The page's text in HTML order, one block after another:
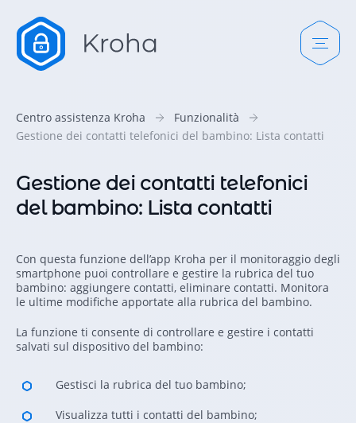
Centro assistenza Kroha
Funzionalità
Gestione dei contatti telefonici del bambino: Lista contatti
Gestione dei contatti telefonici
del bambino: Lista contatti
Con questa funzione dell’app Kroha per il monitoraggio degli
smartphone puoi controllare e gestire la rubrica del tuo
bambino: aggiungere contatti, eliminare contatti. Monitora
le ultime modifiche apportate alla rubrica del bambino.
La funzione ti consente di controllare e gestire i contatti
salvati sul dispositivo del bambino:
Gestisci la rubrica del tuo bambino;
Visualizza tutti i contatti del bambino;